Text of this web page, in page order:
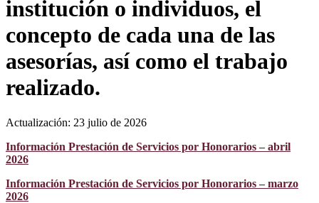
institución o individuos, el
concepto de cada una de las
asesorías, así como el trabajo
realizado.
Actualización: 23 julio de 2026
Información Prestación de Servicios por Honorarios – abril
2026
Información Prestación de Servicios por Honorarios – marzo
2026